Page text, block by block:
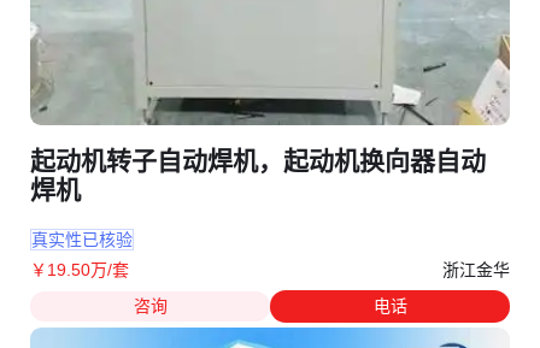
起动机转子自动焊机，起动机换向器自动
焊机
真实性已核验
￥ 19.50万/套
浙江金华
咨询
电话